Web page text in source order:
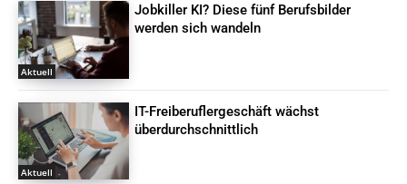
Aktuell
Jobkiller KI? Diese fünf Berufsbilder
werden sich wandeln
Aktuell
IT-Freiberuflergeschäft wächst
überdurchschnittlich